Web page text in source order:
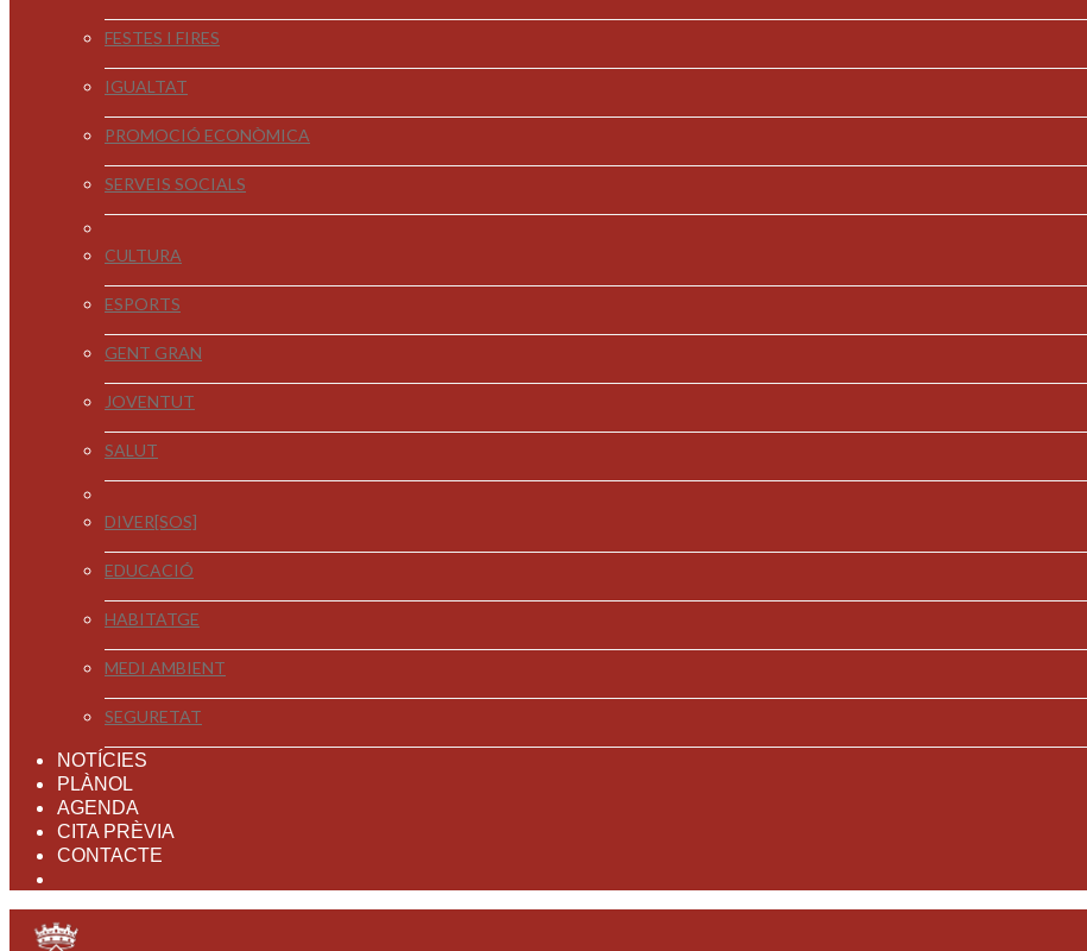
FESTES I FIRES
IGUALTAT
PROMOCIÓ ECONÒMICA
SERVEIS SOCIALS
CULTURA
ESPORTS
GENT GRAN
JOVENTUT
SALUT
DIVER[SOS]
EDUCACIÓ
HABITATGE
MEDI AMBIENT
SEGURETAT
NOTÍCIES
PLÀNOL
AGENDA
CITA PRÈVIA
CONTACTE